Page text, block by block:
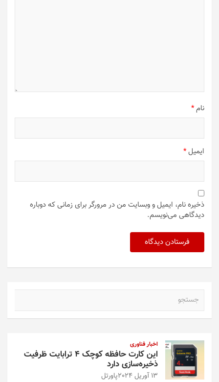
نام*
ایمیل*
ذخیره نام، ایمیل و وبسایت من در مرورگر برای زمانی که دوباره
دیدگاهی می‌نویسم.
اخبار فناوری
این کارت حافظه کوچک ۴ ترابایت ظرفیت
ذخیره‌سازی دارد
13 آوریل 2024 پاورتل